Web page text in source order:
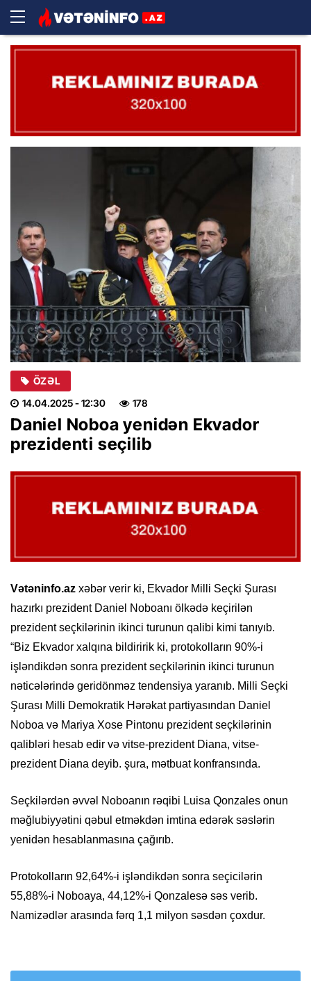
ÖZƏL
14.04.2025- 12:30 178
Daniel Noboa yenidən Ekvador
prezidenti seçilib
Vətəninfo.az xəbər verir ki, Ekvador Milli Seçki Şurası
hazırkı prezident Daniel Noboanı ölkədə keçirilən
prezident seçkilərinin ikinci turunun qalibi kimi tanıyıb.
“Biz Ekvador xalqına bildiririk ki, protokolların 90%-i
işləndikdən sonra prezident seçkilərinin ikinci turunun
nəticələrində geridönməz tendensiya yaranıb. Milli Seçki
Şurası Milli Demokratik Hərəkat partiyasından Daniel
Noboa və Mariya Xose Pintonu prezident seçkilərinin
qalibləri hesab edir və vitse-prezident Diana, vitse-
prezident Diana deyib. şura, mətbuat konfransında.
Seçkilərdən əvvəl Noboanın rəqibi Luisa Qonzales onun
məğlubiyyətini qəbul etməkdən imtina edərək səslərin
yenidən hesablanmasına çağırıb.
Protokolların 92,64%-i işləndikdən sonra seçicilərin
55,88%-i Noboaya, 44,12%-i Qonzalesə səs verib.
Namizədlər arasında fərq 1,1 milyon səsdən çoxdur.